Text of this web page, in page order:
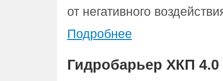
от негативного
Подробнее
Гидробарьер ХКП 4.0